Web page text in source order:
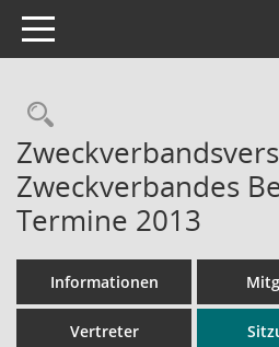
Toggle navigation
Rechercheauswahl
Zweckverbandes
Termine 2013
Informationen
Vertreter